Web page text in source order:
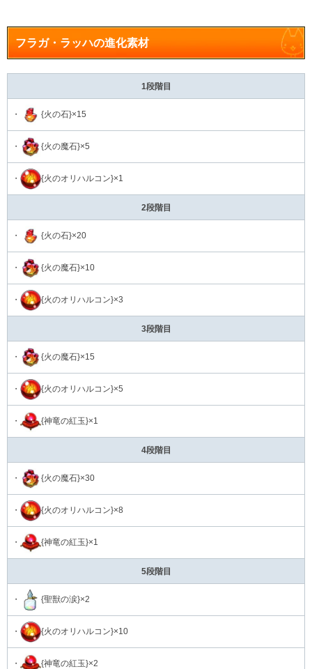
フラガ・ラッハの進化素材
1段階目
・ {火の石}×15
・ {火の魔石}×5
・ {火のオリハルコン}×1
2段階目
・ {火の石}×20
・ {火の魔石}×10
・ {火のオリハルコン}×3
3段階目
・ {火の魔石}×15
・ {火のオリハルコン}×5
・ {神竜の紅玉}×1
4段階目
・ {火の魔石}×30
・ {火のオリハルコン}×8
・ {神竜の紅玉}×1
5段階目
・ {聖獣の涙}×2
・ {火のオリハルコン}×10
・ {神竜の紅玉}×2